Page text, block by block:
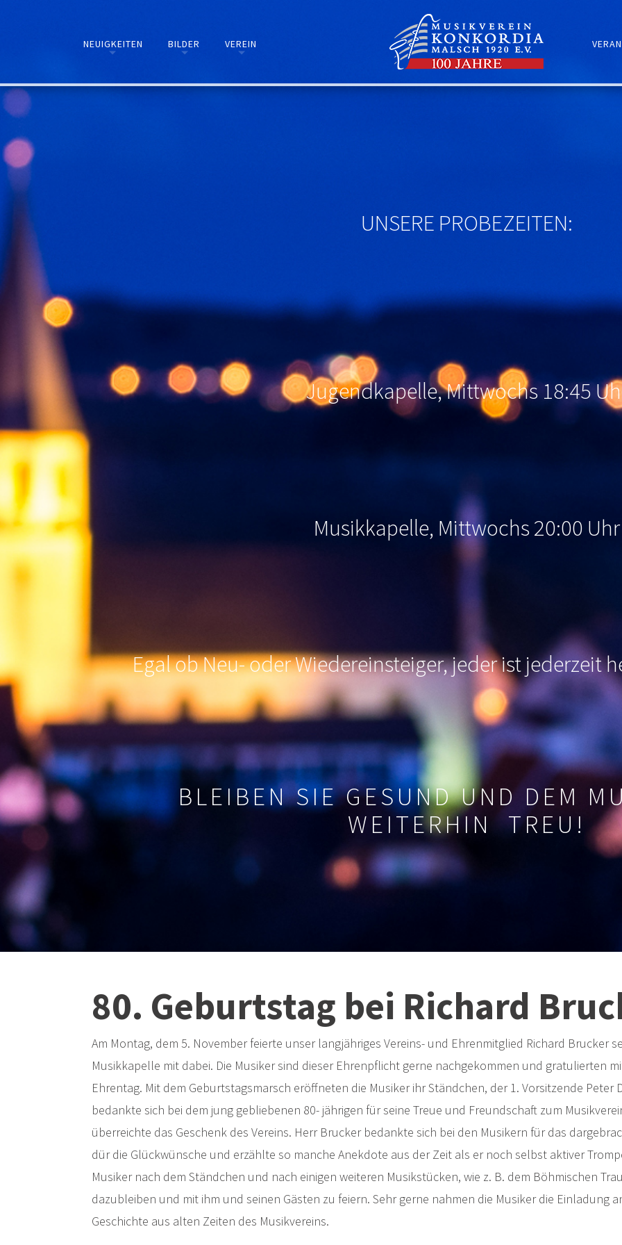
NEUIGKEITEN BILDER VEREIN
UNSERE PROBEZEITEN:
Jugendkapelle, Mittwochs 18:45
Musikkapelle, Mittwochs 20:00 Uhr
Egal ob Neu- oder Wiedereinsteiger, jeder ist jederzeit
BLEIBEN SIE GESUND UND DEM
WEITERHIN TREU!
80. Geburtstag bei Richard
Am Montag, dem 5. November feierte unser langjähriges Vereins- und Ehrenmitglied Richard Brucker
Musikkapelle mit dabei. Die Musiker sind dieser Ehrenpflicht gerne nachgekommen und gratulierten
Ehrentag. Mit dem Geburtstagsmarsch eröffneten die Musiker ihr Ständchen, der 1. Vorsitzende
bedankte sich bei dem jung gebliebenen 80- jährigen für seine Treue und Freundschaft zum
überreichte das Geschenk des Vereins. Herr Brucker bedankte sich bei den Musikern für das
dür die Glückwünsche und erzählte so manche Anekdote aus der Zeit als er noch selbst aktiver
Musiker nach dem Ständchen und nach einigen weiteren Musikstücken, wie z. B. dem Böhmischen
dazubleiben und mit ihm und seinen Gästen zu feiern. Sehr gerne nahmen die Musiker die Einladung
Geschichte aus alten Zeiten des Musikvereins.